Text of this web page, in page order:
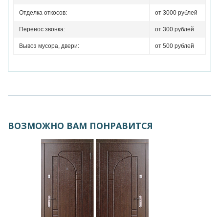
Отделка откосов: от 3000 рублей
Перенос звонка: от 300 рублей
Вывоз мусора, двери: от 500 рублей
ВОЗМОЖНО ВАМ ПОНРАВИТСЯ